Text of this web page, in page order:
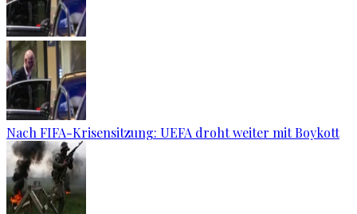
Nach FIFA-Krisensitzung: UEFA droht weiter mit Boykott